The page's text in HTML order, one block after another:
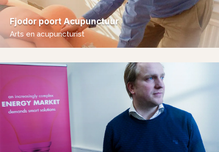
Fjodor poort Acupunctuur
Arts en acupuncturist